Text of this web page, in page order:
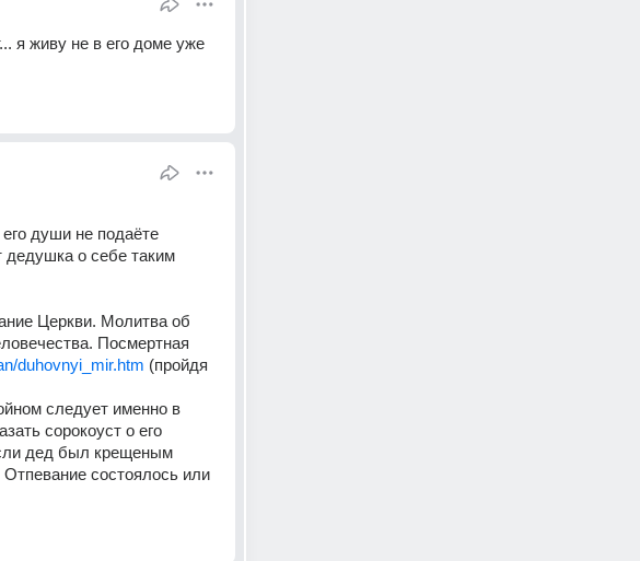
я живу не в его доме уже
души не подаёте
дедушка о себе таким
Церкви. Молитва об
Посмертная
duhovnyi_mir.htm (пройдя
следует именно в
сорокоуст о его
дед был крещеным
состоялось или